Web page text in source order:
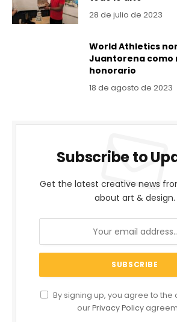
28 de julio de 2023
World Athletics
Juantorena como
honorario
18 de agosto de 2023
Subscribe to
Get the latest creative news
about art & design.
By signing up, you agree to the
ourPrivacy Policy